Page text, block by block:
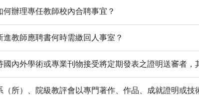
何辦理專任教師校內合聘事宜？
進教師應聘書何時需繳回人事室？
國內外學術或專業刊物接受將定期發表之證明送審者，
（所）、院級教評會以專門著作、作品、成就證明或